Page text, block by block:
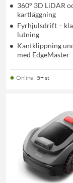
360° 3D LiDAR
kartläggning
Fyrhjulsdrift –
lutning
Kantklippning
med EdgeMaster
Online: 5+ st